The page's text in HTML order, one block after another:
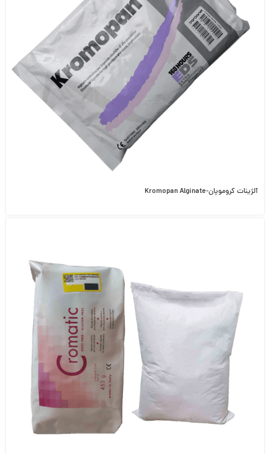
آلژینات کروموپان-Kromopan Alginate